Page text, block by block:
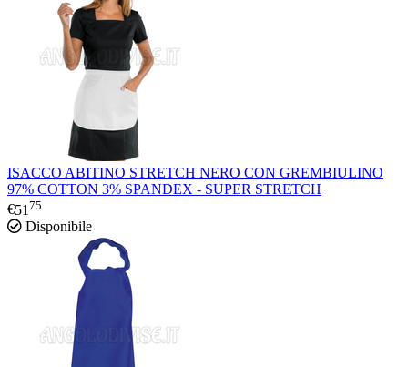
ISACCO ABITINO STRETCH NERO CON GREMBIULINO
97% COTTON 3% SPANDEX - SUPER STRETCH
€51 75
Disponibile